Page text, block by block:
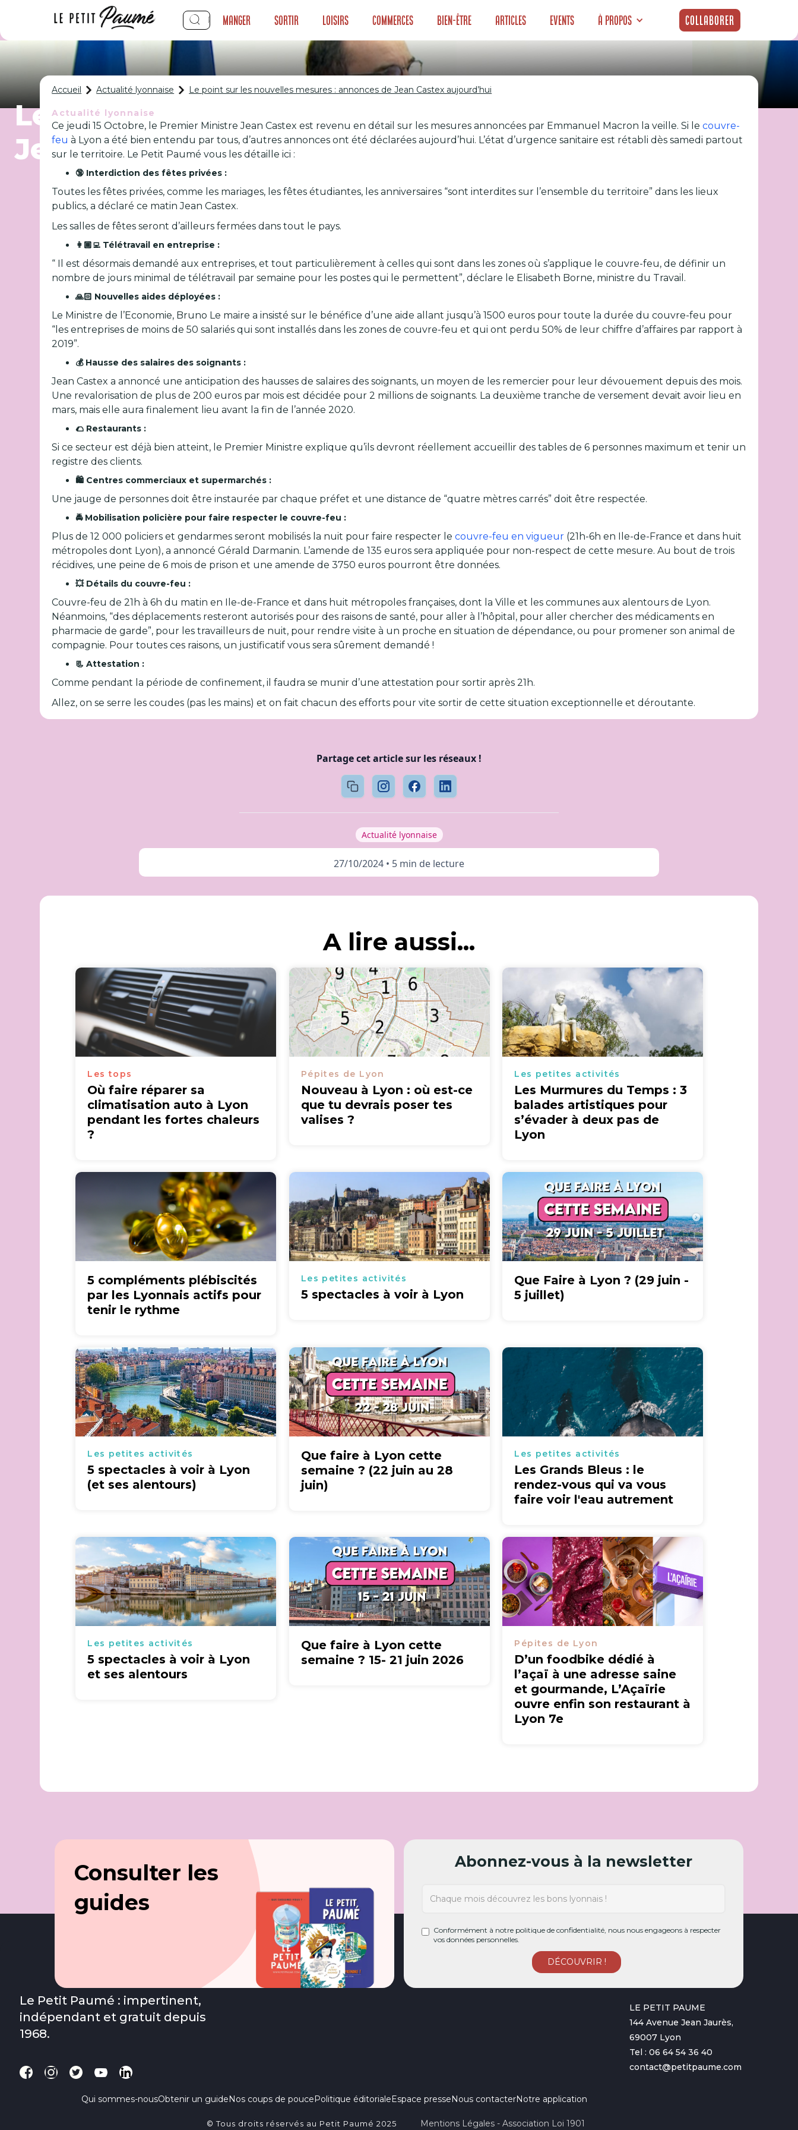
Manger Sortir Loisirs Commerces Bien-être Articles Events À propos Collaborer
Le point sur les nouvelles mesures : annonces de
Jean Castex aujourd’hui
Accueil Actualité lyonnaise Le point sur les nouvelles mesures : annonces de Jean Castex aujourd’hui
Actualité lyonnaise
Ce jeudi 15 Octobre, le Premier Ministre Jean Castex est revenu en détail sur les mesures annoncées par Emmanuel Macron la veille. Si lecouvre-
feu à Lyon a été bien entendu par tous, d’autres annonces ont été déclarées aujourd’hui. L’état d’urgence sanitaire est rétabli dès samedi partout
sur le territoire. Le Petit Paumé vous les détaille ici :
🔞 Interdiction des fêtes privées :
Toutes les fêtes privées, comme les mariages, les fêtes étudiantes, les anniversaires “sont interdites sur l’ensemble du territoire” dans les lieux
publics, a déclaré ce matin Jean Castex.
Les salles de fêtes seront d’ailleurs fermées dans tout le pays.
👩🏾‍💻 Télétravail en entreprise :
“ Il est désormais demandé aux entreprises, et tout particulièrement à celles qui sont dans les zones où s’applique le couvre-feu, de définir un
nombre de jours minimal de télétravail par semaine pour les postes qui le permettent”, déclare le Elisabeth Borne, ministre du Travail.
🙏🏻 Nouvelles aides déployées :
Le Ministre de l’Economie, Bruno Le maire a insisté sur le bénéfice d’une aide allant jusqu’à 1500 euros pour toute la durée du couvre-feu pour
“les entreprises de moins de 50 salariés qui sont installés dans les zones de couvre-feu et qui ont perdu 50% de leur chiffre d’affaires par rapport à
2019”.
💰 Hausse des salaires des soignants :
Jean Castex a annoncé une anticipation des hausses de salaires des soignants, un moyen de les remercier pour leur dévouement depuis des mois.
Une revalorisation de plus de 200 euros par mois est décidée pour 2 millions de soignants. La deuxième tranche de versement devait avoir lieu en
mars, mais elle aura finalement lieu avant la fin de l’année 2020.
🌮 Restaurants :
Si ce secteur est déjà bien atteint, le Premier Ministre explique qu’ils devront réellement accueillir des tables de 6 personnes maximum et tenir un
registre des clients.
🛍 Centres commerciaux et supermarchés :
Une jauge de personnes doit être instaurée par chaque préfet et une distance de “quatre mètres carrés” doit être respectée.
🚔 Mobilisation policière pour faire respecter le couvre-feu :
Plus de 12 000 policiers et gendarmes seront mobilisés la nuit pour faire respecter lecouvre-feu en vigueur (21h-6h en Ile-de-France et dans huit
métropoles dont Lyon), a annoncé Gérald Darmanin. L’amende de 135 euros sera appliquée pour non-respect de cette mesure. Au bout de trois
récidives, une peine de 6 mois de prison et une amende de 3750 euros pourront être données.
💥 Détails du couvre-feu :
Couvre-feu de 21h à 6h du matin en Ile-de-France et dans huit métropoles françaises, dont la Ville et les communes aux alentours de Lyon.
Néanmoins, “des déplacements resteront autorisés pour des raisons de santé, pour aller à l’hôpital, pour aller chercher des médicaments en
pharmacie de garde”, pour les travailleurs de nuit, pour rendre visite à un proche en situation de dépendance, ou pour promener son animal de
compagnie. Pour toutes ces raisons, un justificatif vous sera sûrement demandé !
📃 Attestation :
Comme pendant la période de confinement, il faudra se munir d’une attestation pour sortir après 21h.
Allez, on se serre les coudes (pas les mains) et on fait chacun des efforts pour vite sortir de cette situation exceptionnelle et déroutante.
Partage cet article sur les réseaux !
Actualité lyonnaise
27/10/2024 • 5 min de lecture
A lire aussi...
Les tops
Où faire réparer sa
climatisation auto à Lyon
pendant les fortes chaleurs
?
Pépites de Lyon
Nouveau à Lyon : où est-ce
que tu devrais poser tes
valises ?
Les petites activités
Les Murmures du Temps : 3
balades artistiques pour
s’évader à deux pas de
Lyon
5 compléments plébiscités
par les Lyonnais actifs pour
tenir le rythme
Les petites activités
5 spectacles à voir à Lyon
Que Faire à Lyon ? (29 juin -
5 juillet)
Les petites activités
5 spectacles à voir à Lyon
(et ses alentours)
Que faire à Lyon cette
semaine ? (22 juin au 28
juin)
Les petites activités
Les Grands Bleus : le
rendez-vous qui va vous
faire voir l'eau autrement
Les petites activités
5 spectacles à voir à Lyon
et ses alentours
Que faire à Lyon cette
semaine ? 15- 21 juin 2026
Pépites de Lyon
D’un foodbike dédié à
l’açaï à une adresse saine
et gourmande, L’Açaïrie
ouvre enfin son restaurant à
Lyon 7e
Consulter les
guides
Abonnez-vous à la newsletter
Conformément à notre politique de confidentialité, nous nous engageons à respecter
vos données personnelles.
Le Petit Paumé : impertinent,
indépendant et gratuit depuis
1968.
Qui sommes-nousObtenir un guideNos coups de poucePolitique éditorialeEspace presseNous contacterNotre application
LE PETIT PAUME
144 Avenue Jean Jaurès,
69007 Lyon
Tel : 06 64 54 36 40
contact@petitpaume.com
© Tous droits réservés au Petit Paumé 2025 Mentions Légales - Association Loi 1901